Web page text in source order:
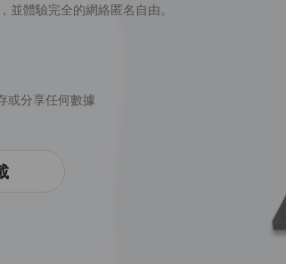
體驗完全的網絡匿名自由。
或分享任何數據